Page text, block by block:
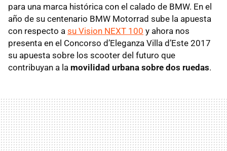
para una marca histórica con el calado de BMW. En el
año de su centenario BMW Motorrad sube la apuesta
con respecto a su Vision NEXT 100 y ahora nos
presenta en el Concorso d’Eleganza Villa d’Este 2017
su apuesta sobre los scooter del futuro que
contribuyan a la movilidad urbana sobre dos ruedas.